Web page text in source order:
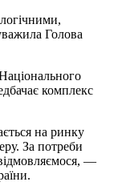
Голова
комплекс
на ринку
За потреби
—